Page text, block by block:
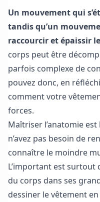
Un mouvement qui
tandis qu’un
raccourcir et épaissir
corps peut être
parfois complexe de
pouvez donc, en
comment votre
forces.
Maîtriser l’anatomie
n’avez pas besoin de
connaître le moindre
L’important est
du corps dans ses
dessiner le vêtement